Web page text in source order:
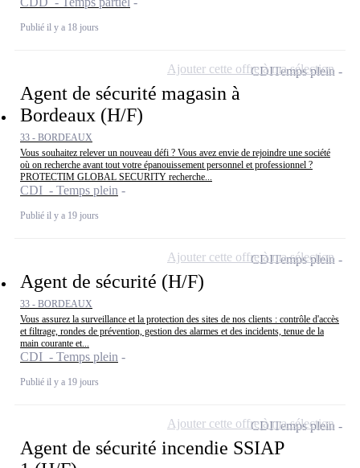
Publié il y a 18 jours
Agent de sécurité magasin à
Bordeaux (H/F)
33 - BORDEAUX
Vous souhaitez relever un nouveau défi ? Vous avez envie de rejoindre une société
où on recherche avant tout votre épanouissement personnel et professionnel ?
PROTECTIM GLOBAL SECURITY recherche...
CDI - Temps plein
Publié il y a 19 jours
CDITemps plein
Ajouter cette offre à ma sélection
Agent de sécurité (H/F)
33 - BORDEAUX
Vous assurez la surveillance et la protection des sites de nos clients : contrôle d'accès
et filtrage, rondes de prévention, gestion des alarmes et des incidents, tenue de la
main courante et...
CDI - Temps plein
Publié il y a 19 jours
CDITemps plein
Ajouter cette offre à ma sélection
Agent de sécurité incendie SSIAP
CDITemps plein
Ajouter cette offre à ma sélection